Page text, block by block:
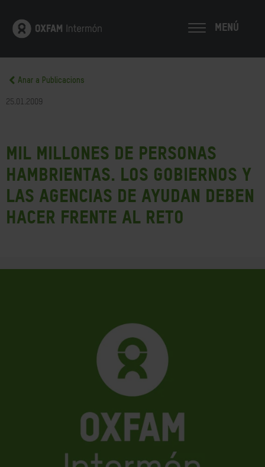
MENÚ
Anar a Publicacions
25.01.2009
Mil millones de personas
hambrientas. Los gobiernos y
las agencias de ayudan deben
hacer frente al reto